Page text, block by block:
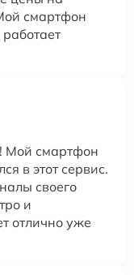
смартфон
Мой смартфон
в этот сервис.
своего
и
отлично уже